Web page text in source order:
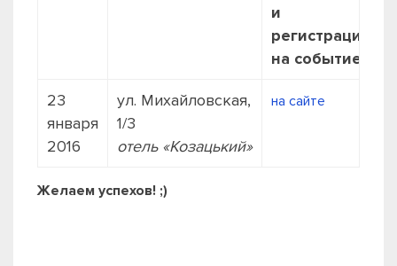
и
регистрация
на событие
23
января
2016
ул. Михайловская,
1/3
отель «Козацький»
на сайте
Желаем успехов! ;)